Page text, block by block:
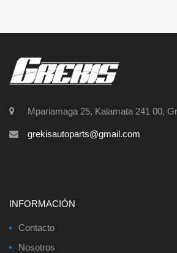
Mpariamaga 25, Kalamata 241 00,
grekisautoparts@gmail.com
INFORMACIÓN
Contacto
Nosotros